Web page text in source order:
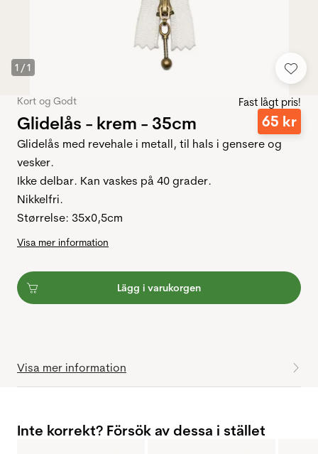
1 /1
Kort og Godt
Glidelås - krem - 35cm
Fast lågt pris!
65 kr
Glidelås med revehale i metall, til hals i gensere og
vesker.
Ikke delbar. Kan vaskes på 40 grader.
Nikkelfri.
Størrelse: 35x0,5cm
Visa mer information
Lägg i varukorgen
Visa mer information
Inte korrekt? Försök av dessa i stället